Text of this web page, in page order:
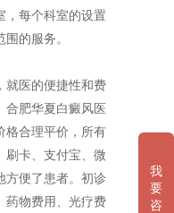
，每个科室的设置
的服务。
就医的便捷性和费
合肥华夏白癜风医
格合理平价，所有
刷卡、支付宝、微
方便了患者。初诊
药物费用、光疗费
我
要
咨